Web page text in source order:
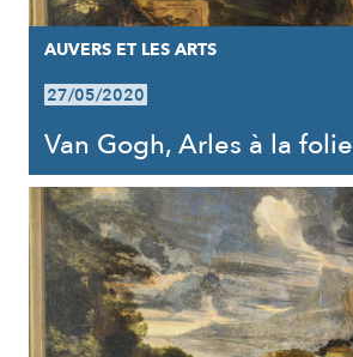
AUVERS ET LES ARTS
27/05/2020
Van Gogh, Arles à la folie